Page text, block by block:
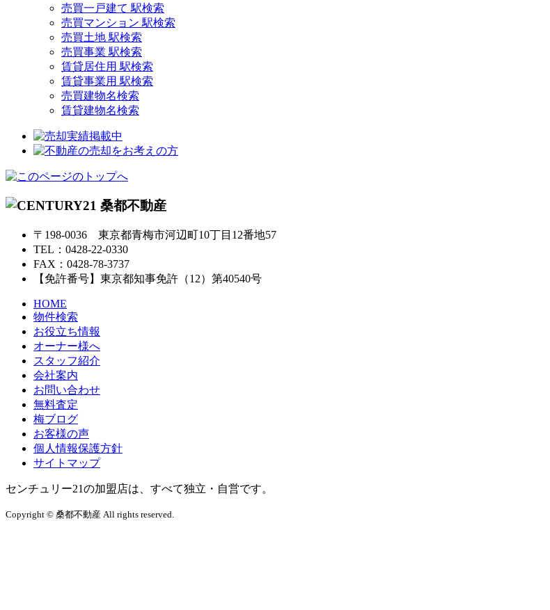
売買一戸建て 駅検索
売買マンション 駅検索
売買土地 駅検索
売買事業 駅検索
賃貸居住用 駅検索
賃貸事業用 駅検索
売買建物名検索
賃貸建物名検索
〒198-0036 東京都青梅市河辺町10丁目12番地57
TEL：0428-22-0330
FAX：0428-78-3737
【免許番号】東京都知事免許（12）第40540号
HOME
物件検索
お役立ち情報
オーナー様へ
スタッフ紹介
会社案内
お問い合わせ
無料査定
梅ブログ
お客様の声
個人情報保護方針
サイトマップ
センチュリー21の加盟店は、すべて独立・自営です。
Copyright © 桑都不動産 All rights reserved.